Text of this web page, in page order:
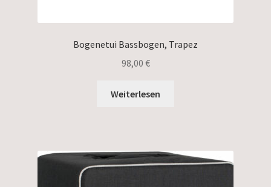
Bogenetui Bassbogen, Trapez
98,00 €
Weiterlesen